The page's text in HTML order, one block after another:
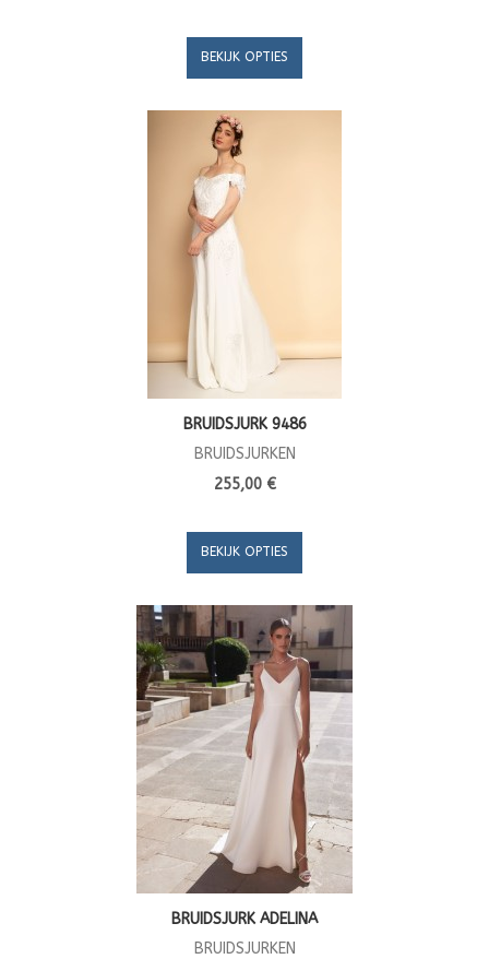
BEKIJK OPTIES
BRUIDSJURK 9486
BRUIDSJURKEN
255,00 €
BEKIJK OPTIES
BRUIDSJURK ADELINA
BRUIDSJURKEN